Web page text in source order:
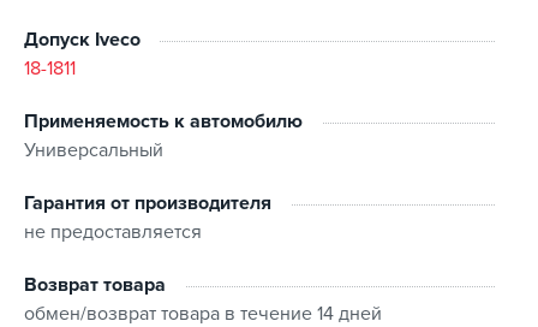
FIAT : FIAT 9.55535-S1
TOYOTA : TOYOTA
Допуск Iveco
18-1811
Применяемость к автомобилю
Универсальный
Гарантия от производителя
не предоставляется
Возврат товара
обмен/возврат товара в течение 14 дней